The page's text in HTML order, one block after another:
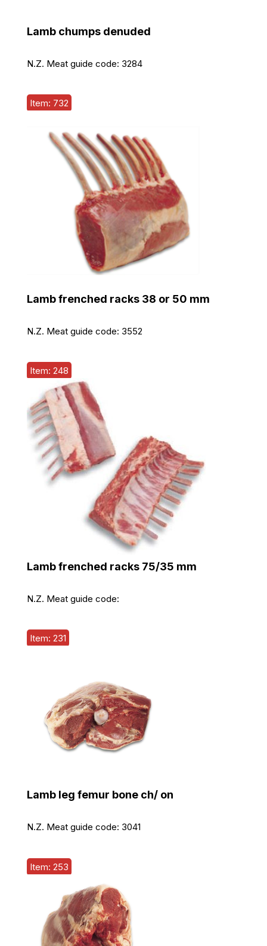
Lamb chumps denuded
N.Z. Meat guide code: 3284
Item: 732
Lamb frenched racks 38 or 50 mm
N.Z. Meat guide code: 3552
Item: 248
Lamb frenched racks 75/35 mm
N.Z. Meat guide code:
Item: 231
Lamb leg femur bone ch/ on
N.Z. Meat guide code: 3041
Item: 253